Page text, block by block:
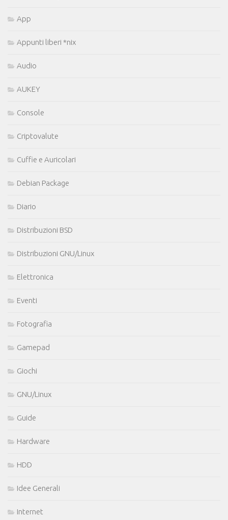
App
Appunti liberi *nix
Audio
AUKEY
Console
Criptovalute
Cuffie e Auricolari
Debian Package
Diario
Distribuzioni BSD
Distribuzioni GNU/Linux
Elettronica
Eventi
Fotografia
Gamepad
Giochi
GNU/Linux
Guide
Hardware
HDD
Idee Generali
Internet